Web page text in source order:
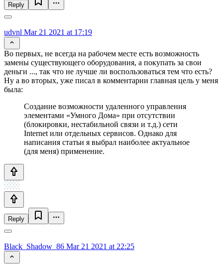
Reply
udvnl Mar 21 2021 at 17:19
Во первых, не всегда на рабочем месте есть возможность
замены существующего оборудования, а покупать за свои
деньги ..., так что не лучше ли воспользоваться тем что есть?
Ну а во вторых, уже писал в комментарии главная цель у меня
была:
Создание возможности удаленного управления
элементами «Умного Дома» при отсутствии
(блокировки, нестабильной связи и т.д.) сети
Internet или отдельных сервисов. Однако для
написания статьи я выбрал наиболее актуальное
(для меня) применение.
Reply
Black_Shadow_86 Mar 21 2021 at 22:25